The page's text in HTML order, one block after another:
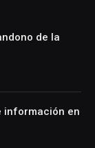
de la
información en